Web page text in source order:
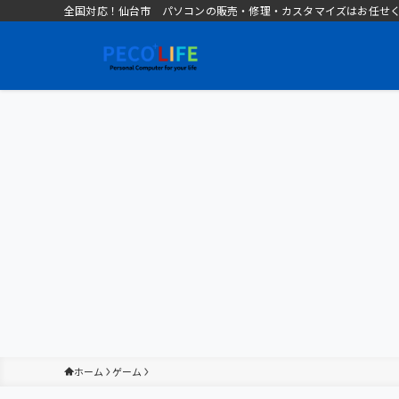
全国対応！仙台市 パソコンの販売・修理・カスタマイズはお任せ
ホーム ゲーム